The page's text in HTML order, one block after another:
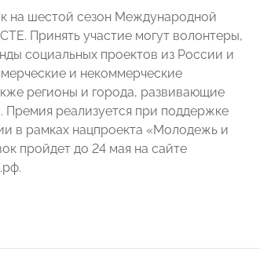
на шестой сезон Международной
Принять участие могут волонтеры,
социальных проектов из России и
и некоммерческие
регионы и города, развивающие
Премия реализуется при поддержке
в рамках нацпроекта «Молодежь и
пройдет до 24 мая на сайте